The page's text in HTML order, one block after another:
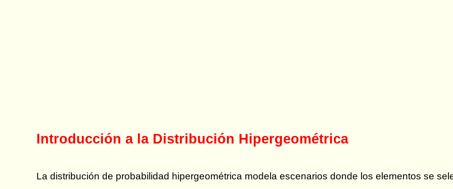
Introducción a la Distribución Hipergeométrica
La distribución de probabilidad hipergeométrica modela escenarios donde los elementos se